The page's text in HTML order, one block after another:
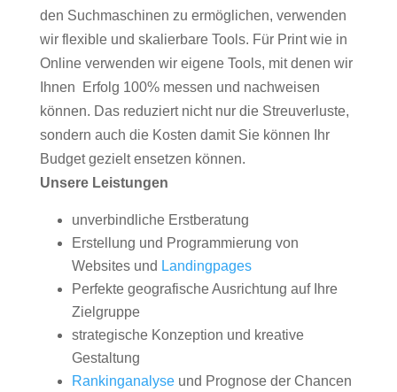
den Suchmaschinen zu ermöglichen, verwenden
wir flexible und skalierbare Tools. Für Print wie in
Online verwenden wir eigene Tools, mit denen wir
Ihnen Erfolg 100% messen und nachweisen
können. Das reduziert nicht nur die Streuverluste,
sondern auch die Kosten damit Sie können Ihr
Budget gezielt ensetzen können.
Unsere Leistungen
unverbindliche Erstberatung
Erstellung und Programmierung von
Websites und Landingpages
Perfekte geografische Ausrichtung auf Ihre
Zielgruppe
strategische Konzeption und kreative
Gestaltung
Rankinganalyseund Prognose der Chancen